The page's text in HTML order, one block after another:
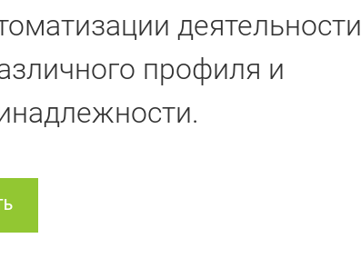
деятельности
профиля и